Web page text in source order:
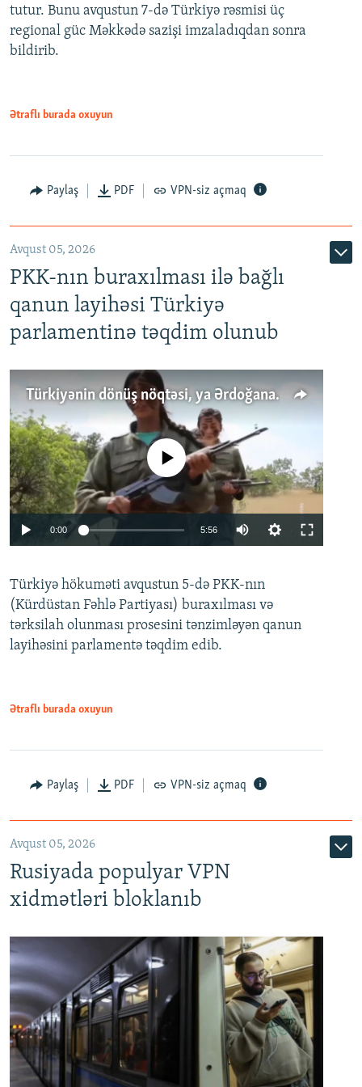
tutur. Bunu avqustun 7-də Türkiyə rəsmisi üç
regional güc Məkkədə sazişi imzaladıqdan sonra
bildirib.
Ətraflı burada oxuyun
Paylaş PDF VPN-siz açmaq
Avqust 05, 2026
PKK-nın buraxılması ilə bağlı
qanun layihəsi Türkiyə
parlamentinə təqdim olunub
Türkiyənin dönüş nöqtəsi, ya Ərdoğana üçüncü şans: PKK ilə qəfil barışıq nə deməkdir?
Auto 240p 360p 480p
720p 1080p
No media source currently available
0:00 5:56
360p
480p
Türkiyə hökuməti avqustun 5-də PKK-nın
(Kürdüstan Fəhlə Partiyası) buraxılması və
tərksilah olunması prosesini tənzimləyən qanun
layihəsini parlamentə təqdim edib.
Ətraflı burada oxuyun
Paylaş PDF VPN-siz açmaq
Avqust 05, 2026
Rusiyada populyar VPN
xidmətləri bloklanıb